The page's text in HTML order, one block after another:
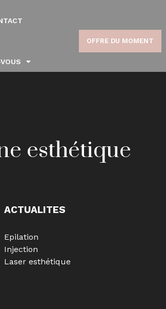
OFFRE DU MOMENT
esthétique
ACTUALITES
Epilation
Injection
Laser esthétique